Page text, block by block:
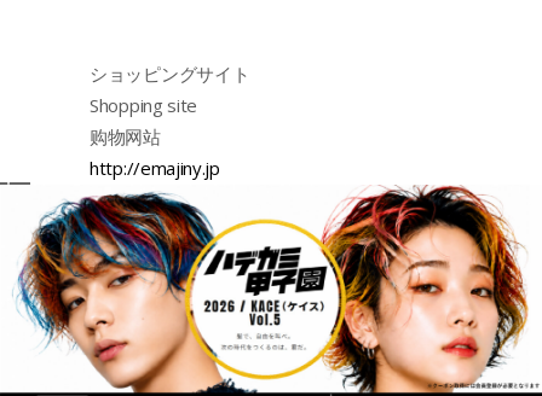
ショッピングサイト
Shopping site
购物网站
http://emajiny.jp